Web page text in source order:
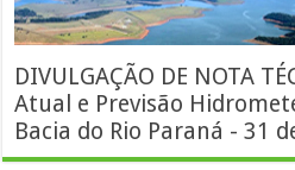
DIVULGAÇÃO DE NOTA
Atual e Previsão
Bacia do Rio Paraná - 31